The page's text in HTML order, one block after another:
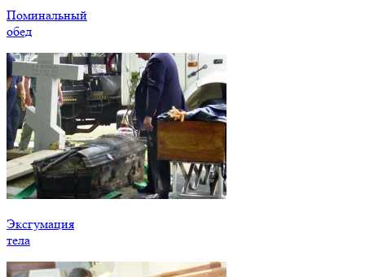
Поминальный
обед
Эксгумация
тела